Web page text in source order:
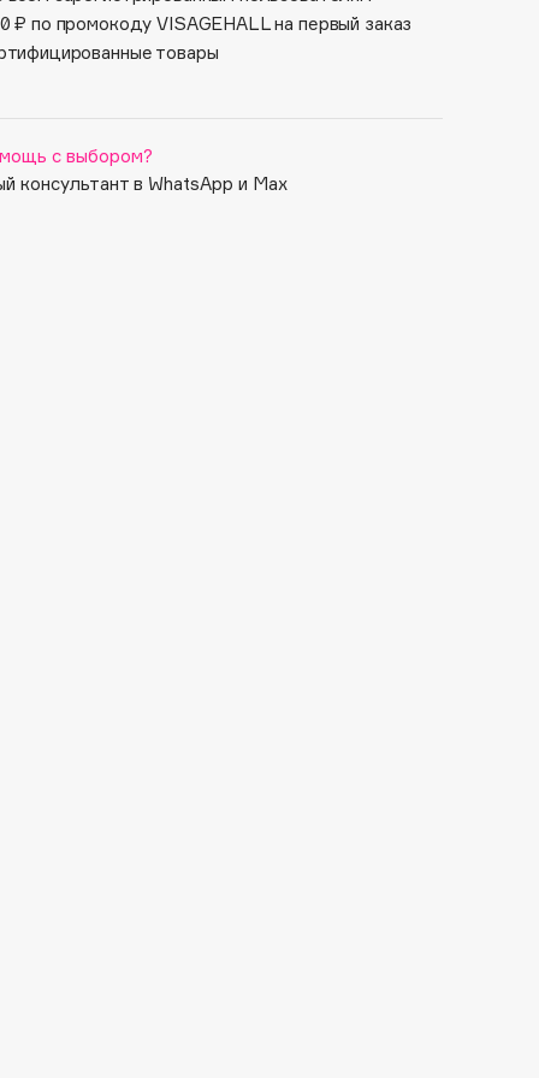
₽ по промокоду VISAGEHALL на первый заказ
товары
с выбором?
консультант в WhatsApp и Max